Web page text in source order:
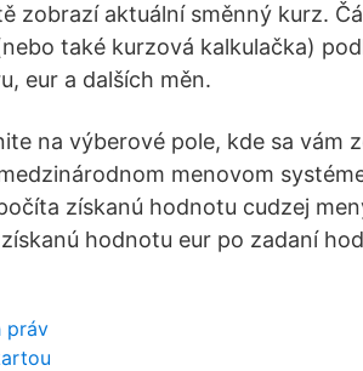
zobrazí aktuální směnný kurz.
také kurzová kalkulačka)
eur a dalších měn.
na výberové pole, kde sa vám
menovom
získanú hodnotu cudzej
hodnotu eur po zadaní
práv